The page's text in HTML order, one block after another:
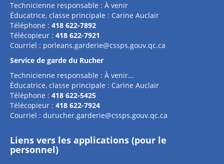
Technicienne responsable : À venir
Éducatrice, classe principale : Carine Auclair
Téléphone : 418 622-7892
Télécopieur : 418 622-7921
Courriel : porleans.garderie@cssps.gouv.qc.ca
Service de garde du Rucher
Technicienne responsable : À venir...
Éducatrice, classe principale : Carine Auclair
Téléphone : 418 622-5425
Télécopieur : 418 622-7924
Courriel : durucher.garderie@cssps.gouv.qc.ca
Liens vers les applications (pour le
personnel)